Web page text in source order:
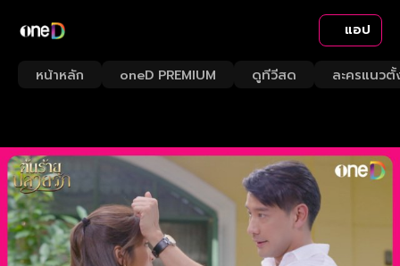
แอป
หน้าหลัก oneD PREMIUM ดูทีวีสด ละครแนวตั้